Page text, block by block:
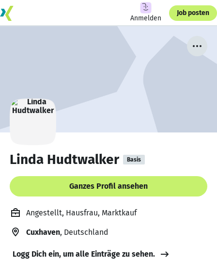
Anmelden
Job posten
Linda Hudtwalker Basis
Ganzes Profil ansehen
Angestellt, Hausfrau, Marktkauf
Cuxhaven, Deutschland
Logg Dich ein, um alle Einträge zu sehen.